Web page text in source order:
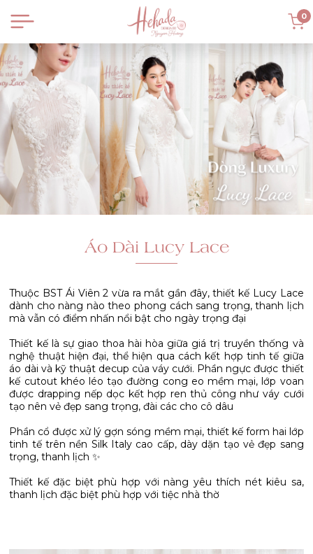
0
Áo Dài Lucy Lace
Thuộc BST Ái Viên 2 vừa ra mắt gần đây, thiết kế Lucy Lace
dành cho nàng nào theo phong cách sang trọng, thanh lịch
mà vẫn có điểm nhấn nổi bật cho ngày trọng đại
Thiết kế là sự giao thoa hài hòa giữa giá trị truyền thống và
nghệ thuật hiện đại, thể hiện qua cách kết hợp tinh tế giữa
áo dài và kỹ thuật decup của váy cưới. Phần ngực được thiết
kế cutout khéo léo tạo đường cong eo mềm mại, lớp voan
được drapping nếp dọc kết hợp ren thủ công như váy cưới
tạo nên vẻ đẹp sang trọng, đài các cho cô dâu
Phần cổ được xử lý gợn sóng mềm mại, thiết kế form hai lớp
tinh tế trên nền Silk Italy cao cấp, dày dặn tạo vẻ đẹp sang
trọng, thanh lịch ✨
Thiết kế đặc biệt phù hợp với nàng yêu thích nét kiêu sa,